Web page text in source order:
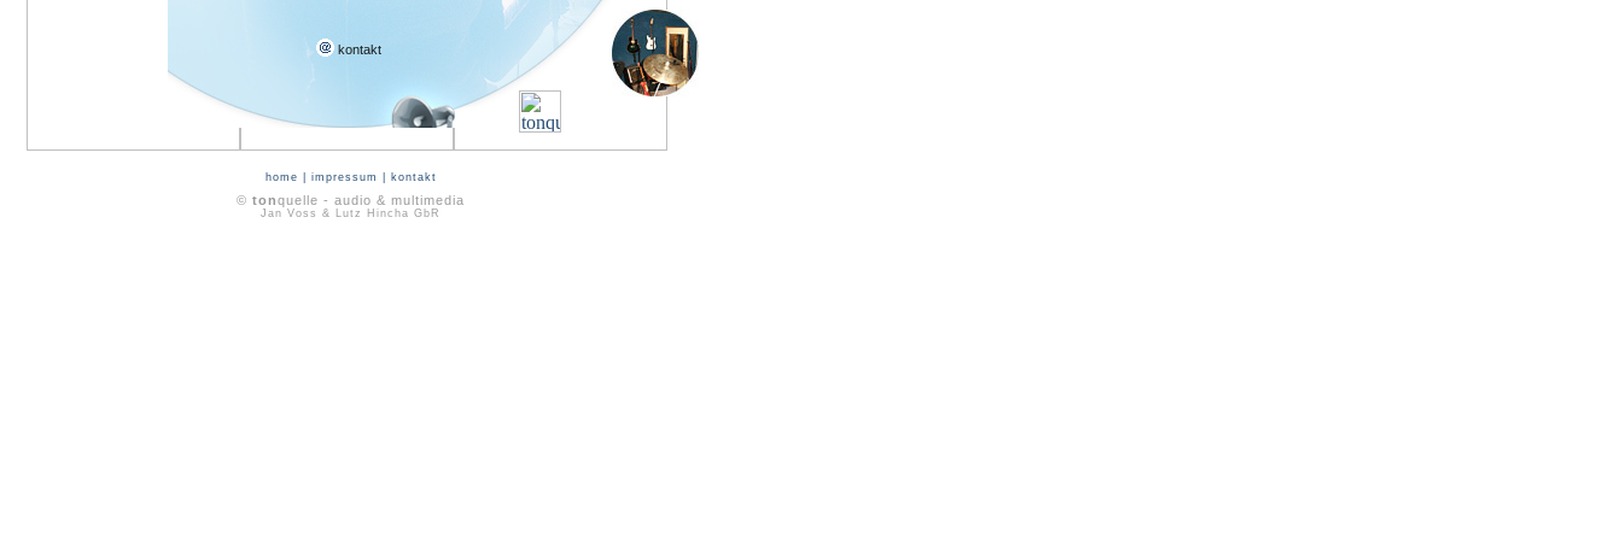
kontakt
home impressum kontakt
© tonquelle - audio & multimedia
Jan Voss & Lutz Hincha GbR